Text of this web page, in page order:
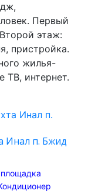
Первый
этаж:
пристройка.
жилья-
ТВ, интернет.
Инал п. Бжид